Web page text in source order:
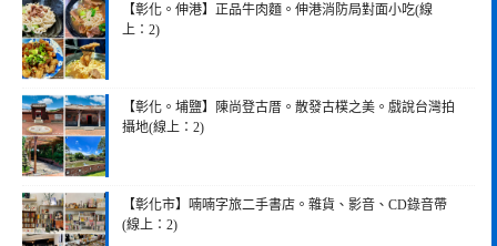
【彰化。伸港】正品牛肉麵。伸港消防局對面小吃(線
上：2)
【彰化。埔鹽】陳尚登古厝。散發古樸之美。戲說台灣拍
攝地(線上：2)
【彰化市】喃喃字旅二手書店。雜貨、影音、CD錄音帶
(線上：2)